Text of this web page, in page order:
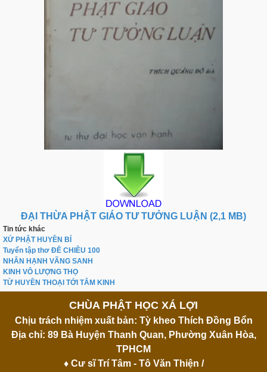
ĐẠI THỪA PHẬT GIÁO TƯ TƯỞNG LUẬN (2,1 MB)
Tin tức khác
XỨ PHẬT HUYỀN BÍ
Tuyển tập thơ ĐÊ CHIỀU 100
NHÂN HẠNH VÃNG SANH
KINH VÔ LƯỢNG THỌ
TỪ HUYỀN THOẠI TỚI TÂM KINH
CHÙA PHẬT HỌC XÁ LỢI
Chịu trách nhiệm xuất bản: Tỳ kheo Thích Đồng Bổn
Địa chỉ: 89 Bà Huyện Thanh Quan, Phường Xuân Hòa,
TPHCM
♦ Cư sĩ Trí Tâm - Tô Văn Thiện /